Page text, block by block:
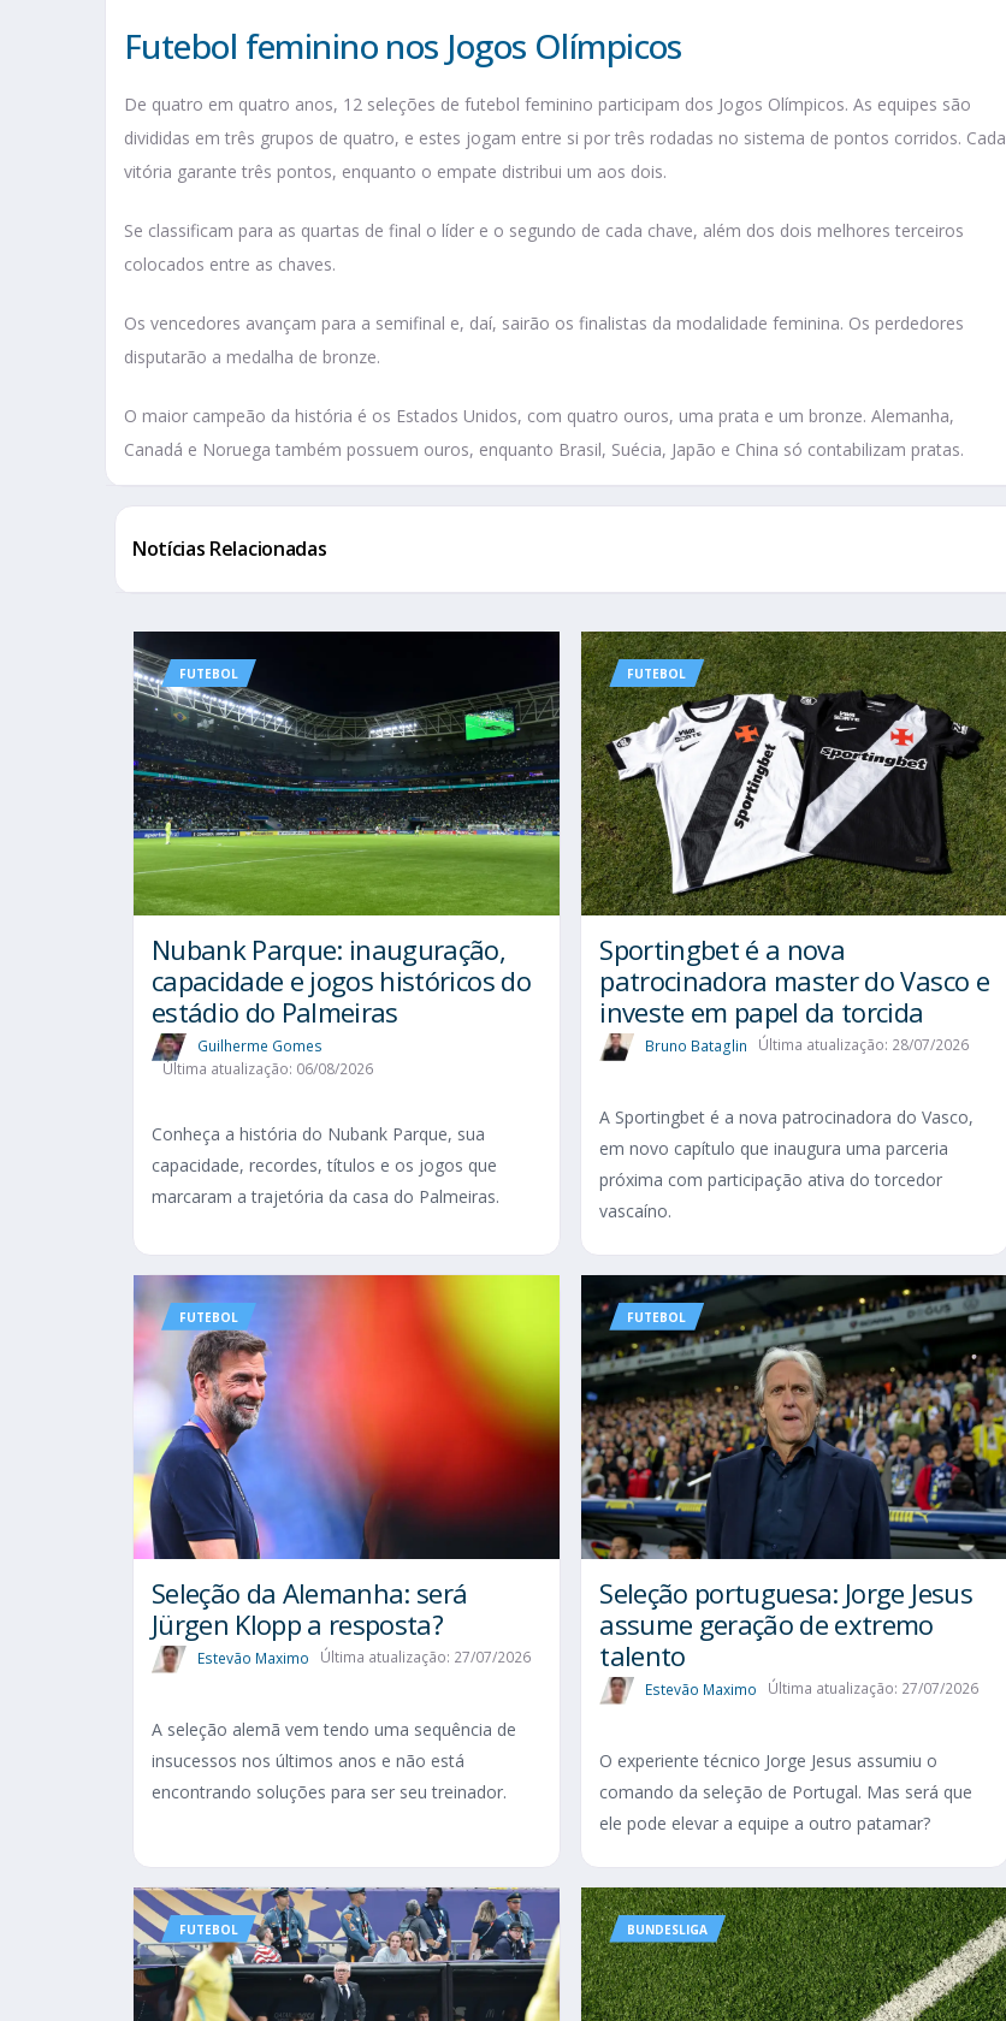
Futebol feminino nos Jogos Olímpicos
De quatro em quatro anos, 12 seleções de futebol feminino participam dos Jogos Olímpicos. As equipes são
divididas em três grupos de quatro, e estes jogam entre si por três rodadas no sistema de pontos corridos. Cada
vitória garante três pontos, enquanto o empate distribui um aos dois.
Se classificam para as quartas de final o líder e o segundo de cada chave, além dos dois melhores terceiros
colocados entre as chaves.
Os vencedores avançam para a semifinal e, daí, sairão os finalistas da modalidade feminina. Os perdedores
disputarão a medalha de bronze.
O maior campeão da história é os Estados Unidos, com quatro ouros, uma prata e um bronze. Alemanha,
Canadá e Noruega também possuem ouros, enquanto Brasil, Suécia, Japão e China só contabilizam pratas.
Notícias Relacionadas
FUTEBOL
Nubank Parque: inauguração,
capacidade e jogos históricos do
estádio do Palmeiras
Guilherme Gomes
Última atualização: 06/08/2026
Conheça a história do Nubank Parque, sua
capacidade, recordes, títulos e os jogos que
marcaram a trajetória da casa do Palmeiras.
FUTEBOL
Sportingbet é a nova
patrocinadora master do Vasco e
investe em papel da torcida
Bruno Bataglin Última atualização: 28/07/2026
A Sportingbet é a nova patrocinadora do Vasco,
em novo capítulo que inaugura uma parceria
próxima com participação ativa do torcedor
vascaíno.
FUTEBOL
Seleção da Alemanha: será
Jürgen Klopp a resposta?
Estevão Maximo Última atualização: 27/07/2026
A seleção alemã vem tendo uma sequência de
insucessos nos últimos anos e não está
encontrando soluções para ser seu treinador.
FUTEBOL
Seleção portuguesa: Jorge Jesus
assume geração de extremo
talento
Estevão Maximo Última atualização: 27/07/2026
O experiente técnico Jorge Jesus assumiu o
comando da seleção de Portugal. Mas será que
ele pode elevar a equipe a outro patamar?
FUTEBOL BUNDESLIGA